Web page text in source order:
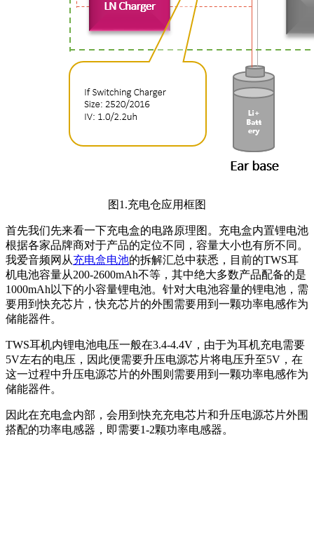
图1.充电仓应用框图
首先我们先来看一下充电盒的电路原理图。充电盒内置锂电池
根据各家品牌商对于产品的定位不同，容量大小也有所不同。
我爱音频网从充电盒电池的拆解汇总中获悉，目前的TWS耳
机电池容量从200-2600mAh不等，其中绝大多数产品配备的是
1000mAh以下的小容量锂电池。 针对大电池容量的锂电池，需
要用到快充芯片，快充芯片的外围需要用到一颗功率电感作为
储能器件。
TWS耳机内锂电池电压一般在3.4-4.4V，由于为耳机充电需要
5V左右的电压，因此便需要升压电源芯片将电压升至5V，在
这一过程中升压电源芯片的外围则需要用到一颗功率电感作为
储能器件。
因此在充电盒内部，会用到快充充电芯片和升压电源芯片外围
搭配的功率电感器 ，即需要1-2颗功率电感器。